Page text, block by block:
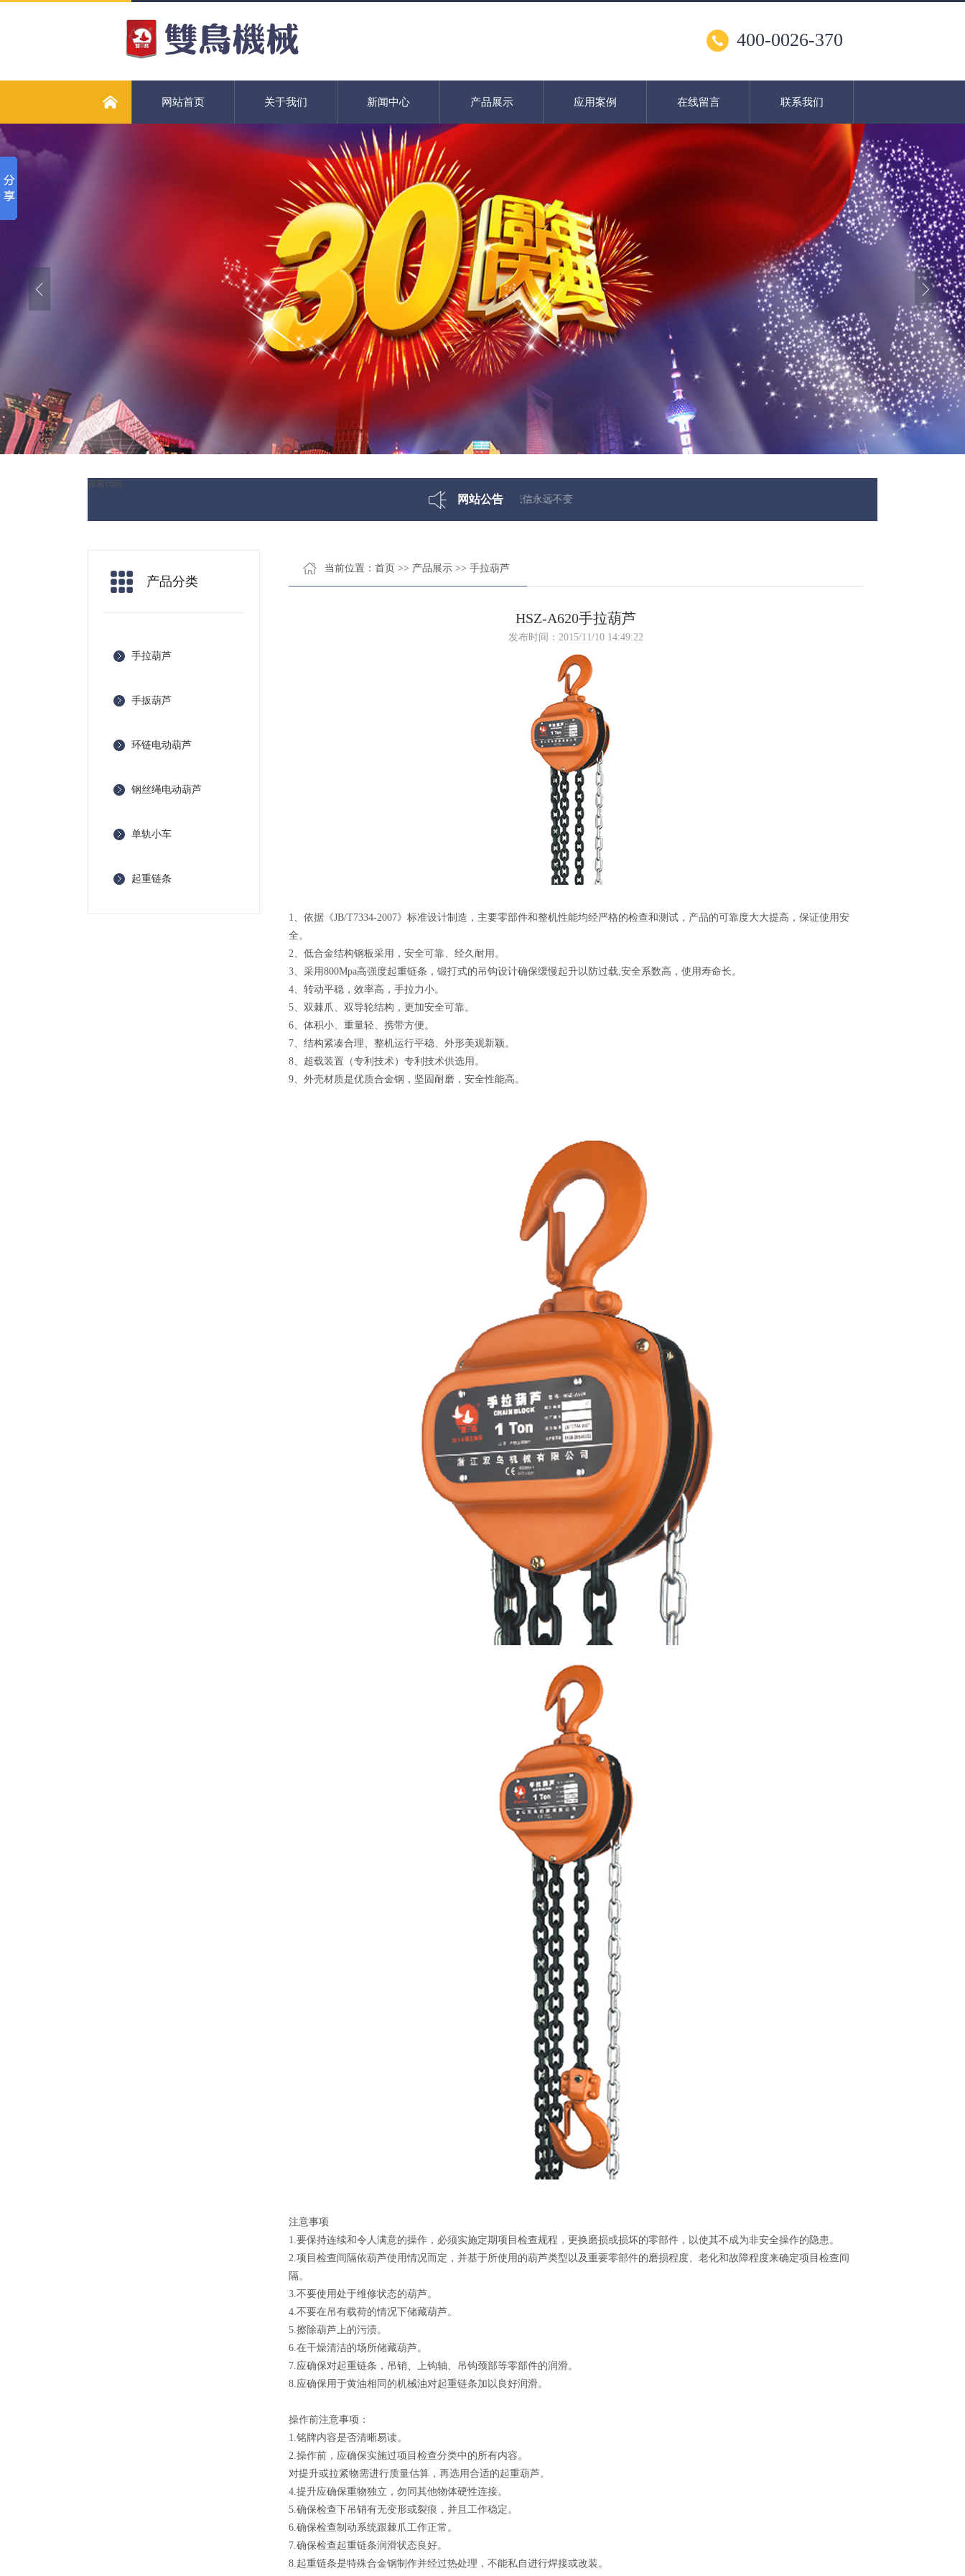
400-0026-370
网站首页 关于我们 新闻中心 产品展示 应用案例 在线留言 联系我们
搜索代码
网站公告
产品分类
手拉葫芦
手扳葫芦
环链电动葫芦
钢丝绳电动葫芦
单轨小车
起重链条
当前位置： 首页 >> 产品展示 >> 手拉葫芦
HSZ-A620手拉葫芦
发布时间：2015/11/10 14:49:22
1、依据《JB/T7334-2007》标准设计制造，主要零部件和整机性能均经严格的检查和测试，产品的可靠度大大提高，保证使用安
全。
2、低合金结构钢板采用，安全可靠、经久耐用。
3、采用800Mpa高强度起重链条，锻打式的吊钩设计确保缓慢起升以防过载,安全系数高，使用寿命长。
4、转动平稳，效率高，手拉力小。
5、双棘爪、双导轮结构，更加安全可靠。
6、体积小、重量轻、携带方便。
7、结构紧凑合理、整机运行平稳、外形美观新颖。
8、超载装置（专利技术）专利技术供选用。
9、外壳材质是优质合金钢，坚固耐磨，安全性能高。
注意事项
1.要保持连续和令人满意的操作，必须实施定期项目检查规程，更换磨损或损坏的零部件，以使其不成为非安全操作的隐患。
2.项目检查间隔依葫芦使用情况而定，并基于所使用的葫芦类型以及重要零部件的磨损程度、老化和故障程度来确定项目检查间
隔。
3.不要使用处于维修状态的葫芦。
4.不要在吊有载荷的情况下储藏葫芦。
5.擦除葫芦上的污渍。
6.在干燥清洁的场所储藏葫芦。
7.应确保对起重链条，吊销、上钩轴、吊钩颈部等零部件的润滑。
8.应确保用于黄油相同的机械油对起重链条加以良好润滑。
操作前注意事项：
1.铭牌内容是否清晰易读。
2.操作前，应确保实施过项目检查分类中的所有内容。
对提升或拉紧物需进行质量估算，再选用合适的起重葫芦。
4.提升应确保重物独立，勿同其他物体硬性连接。
5.确保检查下吊销有无变形或裂痕，并且工作稳定。
6.确保检查制动系统跟棘爪工作正常。
7.确保检查起重链条润滑状态良好。
8.起重链条是特殊合金钢制作并经过热处理，不能私自进行焊接或改装。